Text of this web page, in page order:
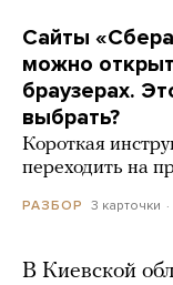
Сайты
можно
браузерах.
выбрать?
Короткая
переходить на
РАЗБОР 3 карточки
В Киевской